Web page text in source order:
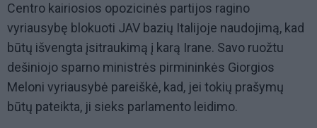
Centro kairiosios opozicinės partijos ragino
vyriausybę blokuoti JAV bazių Italijoje naudojimą, kad
būtų išvengta įsitraukimą į karą Irane. Savo ruožtu
dešiniojo sparno ministrės pirmininkės Giorgios
Meloni vyriausybė pareiškė, kad, jei tokių prašymų
būtų pateikta, ji sieks parlamento leidimo.